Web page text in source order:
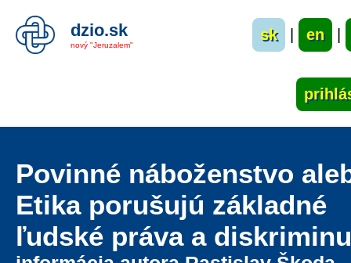
dzio.sk
nový "Jeruzalem"
sk en
Povinné náboženstvo
Etika porušujú základné
ľudské práva a